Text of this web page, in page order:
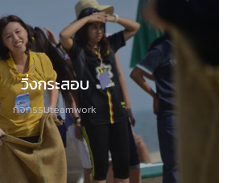
วิ่งกระสอบ
กิจกรรมteamwork